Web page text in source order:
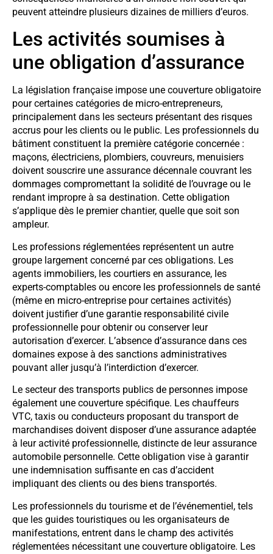
peuvent atteindre plusieurs dizaines de milliers d’euros.
Les activités soumises à
une obligation d’assurance
La législation française impose une couverture obligatoire
pour certaines catégories de micro-entrepreneurs,
principalement dans les secteurs présentant des risques
accrus pour les clients ou le public. Les professionnels du
bâtiment constituent la première catégorie concernée :
maçons, électriciens, plombiers, couvreurs, menuisiers
doivent souscrire une assurance décennale couvrant les
dommages compromettant la solidité de l’ouvrage ou le
rendant impropre à sa destination. Cette obligation
s’applique dès le premier chantier, quelle que soit son
ampleur.
Les professions réglementées représentent un autre
groupe largement concerné par ces obligations. Les
agents immobiliers, les courtiers en assurance, les
experts-comptables ou encore les professionnels de santé
(même en micro-entreprise pour certaines activités)
doivent justifier d’une garantie responsabilité civile
professionnelle pour obtenir ou conserver leur
autorisation d’exercer. L’absence d’assurance dans ces
domaines expose à des sanctions administratives
pouvant aller jusqu’à l’interdiction d’exercer.
Le secteur des transports publics de personnes impose
également une couverture spécifique. Les chauffeurs
VTC, taxis ou conducteurs proposant du transport de
marchandises doivent disposer d’une assurance adaptée
à leur activité professionnelle, distincte de leur assurance
automobile personnelle. Cette obligation vise à garantir
une indemnisation suffisante en cas d’accident
impliquant des clients ou des biens transportés.
Les professionnels du tourisme et de l’événementiel, tels
que les guides touristiques ou les organisateurs de
manifestations, entrent dans le champ des activités
réglementées nécessitant une couverture obligatoire. Les